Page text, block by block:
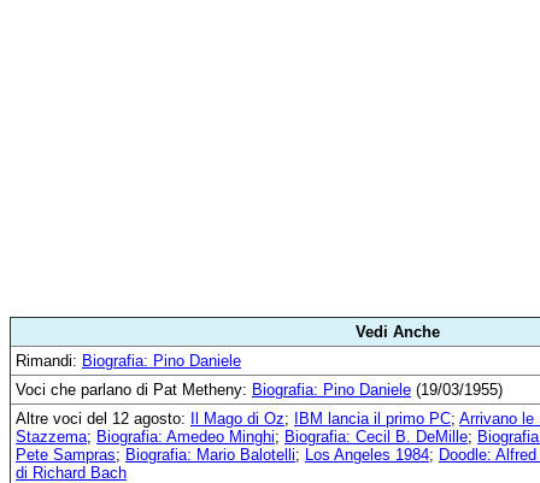
Vedi Anche
Rimandi: Biografia: Pino Daniele
Voci che parlano di Pat Metheny: Biografia: Pino Daniele (19/03/1955)
Altre voci del 12 agosto:
Il Mago di Oz; IBM lancia il primo PC; Arrivano le
Stazzema; Biografia: Amedeo Minghi; Biografia: Cecil B. DeMille;
Pete Sampras; Biografia: Mario Balotelli; Los Angeles 1984; Doodle:
di Richard Bach